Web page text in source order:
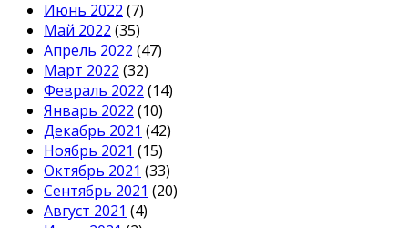
Июнь 2022 (7)
Май 2022 (35)
Апрель 2022 (47)
Март 2022 (32)
Февраль 2022 (14)
Январь 2022 (10)
Декабрь 2021 (42)
Ноябрь 2021 (15)
Октябрь 2021 (33)
Сентябрь 2021 (20)
Август 2021 (4)